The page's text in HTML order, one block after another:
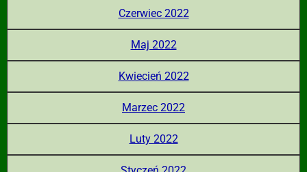
Czerwiec 2022
Maj 2022
Kwiecień 2022
Marzec 2022
Luty 2022